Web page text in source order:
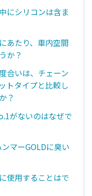
にシリコンは含ま
あたり、車内空間
か？
合いは、チェーン
トタイプと比較し
？
がないのはなぜで
マーGOLDに臭い
使用することはで